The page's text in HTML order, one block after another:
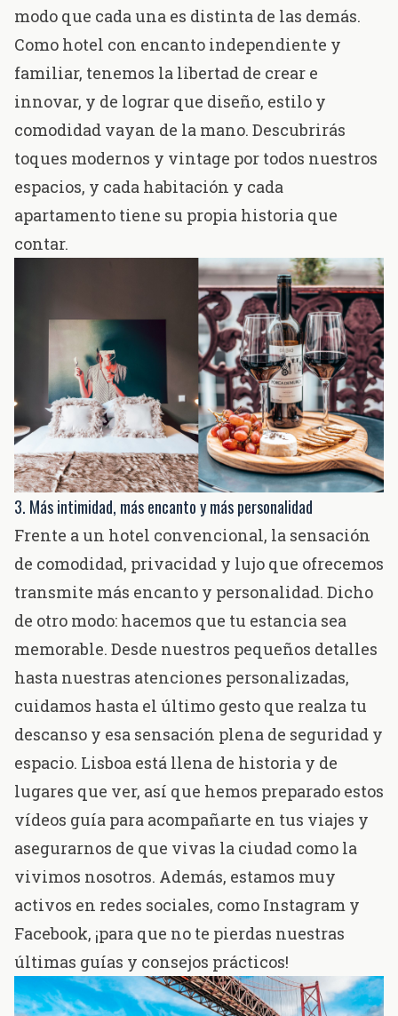
modo que cada una es distinta de las demás.
Como hotel con encanto independiente y
familiar, tenemos la libertad de crear e
innovar, y de lograr que diseño, estilo y
comodidad vayan de la mano. Descubrirás
toques modernos y vintage por todos nuestros
espacios, y cada habitación y cada
apartamento tiene su propia historia que
contar.
3. Más intimidad, más encanto y más personalidad
Frente a un hotel convencional, la sensación
de comodidad, privacidad y lujo que ofrecemos
transmite más encanto y personalidad. Dicho
de otro modo: hacemos que tu estancia sea
memorable. Desde nuestros pequeños detalles
hasta nuestras atenciones personalizadas,
cuidamos hasta el último gesto que realza tu
descanso y esa sensación plena de seguridad y
espacio. Lisboa está llena de historia y de
lugares que ver, así que hemos preparado estos
vídeos guía para acompañarte en tus viajes y
asegurarnos de que vivas la ciudad como la
vivimos nosotros. Además, estamos muy
activos en redes sociales, como Instagram y
Facebook, ¡para que no te pierdas nuestras
últimas guías y consejos prácticos!